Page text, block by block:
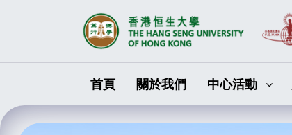
首頁 關於我們 中心活動